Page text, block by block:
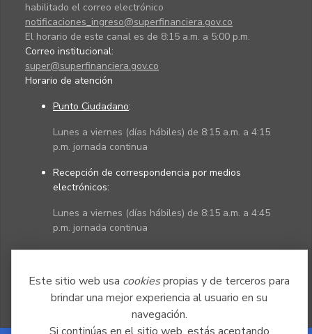
Este sitio web usa cookiespropias y de terceros para
brindar una mejor experiencia al usuario en su
navegación.
habilitado el correo electrónico
notificaciones_ingreso@superfinanciera.gov.co
El horario de este canal es de 8:15 a.m. a 5:00 p.m.
Correo institucional:
super@superfinanciera.gov.co
Horario de atención
Punto Ciudadano:
Lunes a viernes (días hábiles) de 8:15 a.m. a 4:15
p.m. jornada continua
Recepción de correspondencia por medios
electrónicos:
Lunes a viernes (días hábiles) de 8:15 a.m. a 4:45
p.m. jornada continua